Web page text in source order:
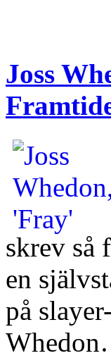
Joss
skrev så
en
på